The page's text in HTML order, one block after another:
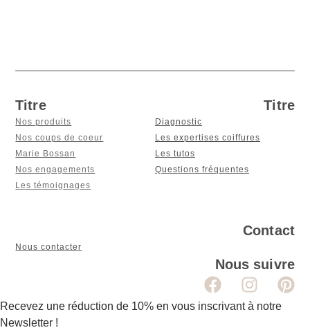
Titre
Nos produits
Nos coups de coeur
Marie Bossan
Nos engagements
Les témoignages
Titre
Diagnostic
Les expertises coiffures
Les tutos
Questions fréquentes
Contact
Nous contacter
Nous suivre
Recevez une réduction de 10% en vous inscrivant à notre
Newsletter !